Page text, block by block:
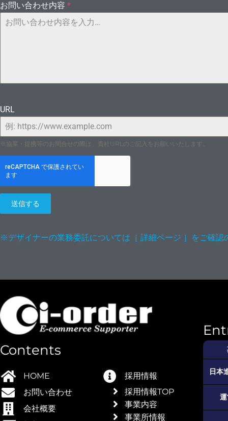
ーダー[
イヤ
お問い合わせ内容 *
URL
※協業・提携等のお問合せの際は、貴社URLのご記入をお願いいたします。
送信する
※デザイナーの業務委託については［ 詳細ページ ］をご確認
Contents
HOME
お問い合わせ
会社概要
採用情報
採用情報TOP
事業内容
事業所情報
日本